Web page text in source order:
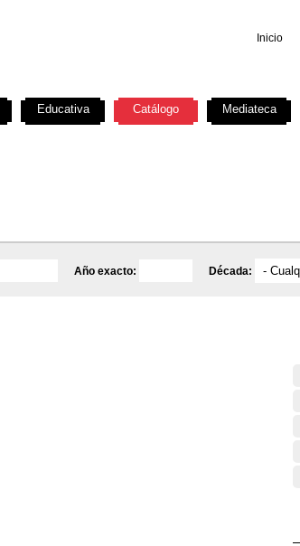
Inicio
Año exacto: Década:
Educativa Catálogo Mediateca